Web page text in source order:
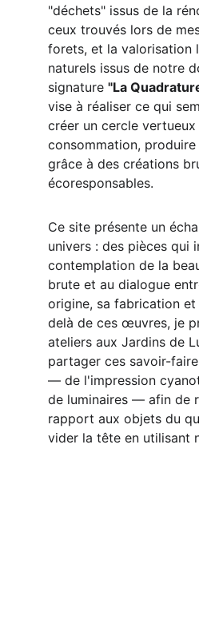
"déchets" issus de la
ceux trouvés lors de
forets, et la valorisation
naturels issus de notre
signature "La
vise à réaliser ce qui
créer un cercle vertueux
consommation,
grâce à des créations
écoresponsables.
Ce site présente un
univers : des pièces qui
contemplation de la
brute et au dialogue
origine, sa fabrication et
delà de ces œuvres, je
ateliers aux Jardins de
partager ces savoir-
— de l'impression
de luminaires — afin de
rapport aux objets du
vider la tête en utilisant